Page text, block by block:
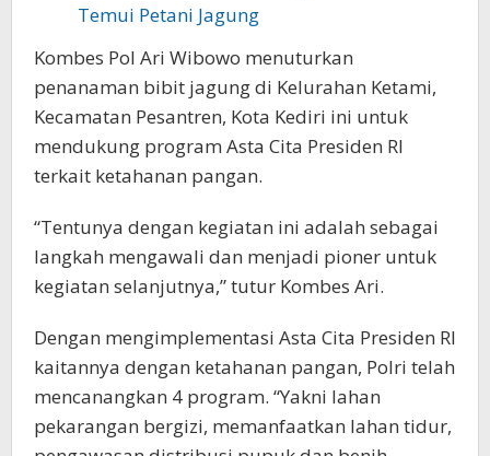
Temui Petani Jagung
Kombes Pol Ari Wibowo menuturkan
penanaman bibit jagung di Kelurahan Ketami,
Kecamatan Pesantren, Kota Kediri ini untuk
mendukung program Asta Cita Presiden RI
terkait ketahanan pangan.
“Tentunya dengan kegiatan ini adalah sebagai
langkah mengawali dan menjadi pioner untuk
kegiatan selanjutnya,” tutur Kombes Ari.
Dengan mengimplementasi Asta Cita Presiden RI
kaitannya dengan ketahanan pangan, Polri telah
mencanangkan 4 program. “Yakni lahan
pekarangan bergizi, memanfaatkan lahan tidur,